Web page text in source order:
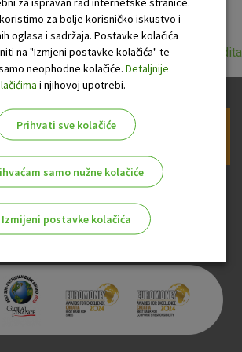
OTP banke
za bolje korisničko iskustvo i
oglasa i sadržaja. Postavke kolačića
na "Izmjeni postavke kolačića" te
neophodne kolačiće. Detaljnije
i njihovoj upotrebi.
Prihvati sve kolačiće
samo nužne kolačiće
Izmijeni postavke kolačića